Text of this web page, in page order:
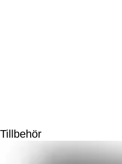
Tillbehör